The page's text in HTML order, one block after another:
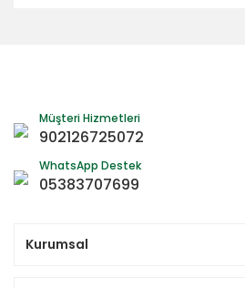
Müşteri Hizmetleri
902126725072
WhatsApp Destek
05383707699
Kurumsal